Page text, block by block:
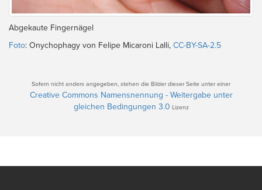
Abgekaute Fingernägel
Foto: Onychophagy von Felipe Micaroni Lalli, CC-BY-SA-2.5
Sofern nicht anders angegeben, stehen die Bilder dieser Seite unter einer
Creative Commons Namensnennung - Weitergabe unter
gleichen Bedingungen 3.0 Lizenz